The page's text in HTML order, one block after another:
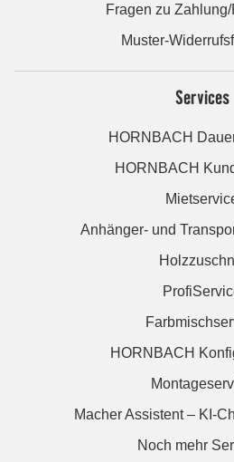
Fragen zu
Muster-
Services
HORNBACH
HORNBACH
Anhänger- und
HORNBACH
Macher Assistent – KI-
Noch mehr